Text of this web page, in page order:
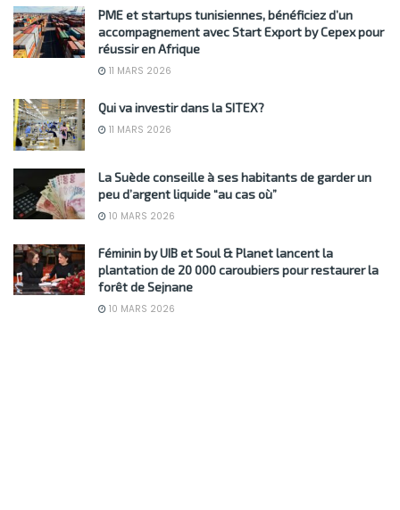
PME et startups tunisiennes, bénéficiez d’un
accompagnement avec Start Export by Cepex pour
réussir en Afrique
11 MARS 2026
Qui va investir dans la SITEX?
11 MARS 2026
La Suède conseille à ses habitants de garder un
peu d’argent liquide “au cas où”
10 MARS 2026
Féminin by UIB et Soul & Planet lancent la
plantation de 20 000 caroubiers pour restaurer la
forêt de Sejnane
10 MARS 2026